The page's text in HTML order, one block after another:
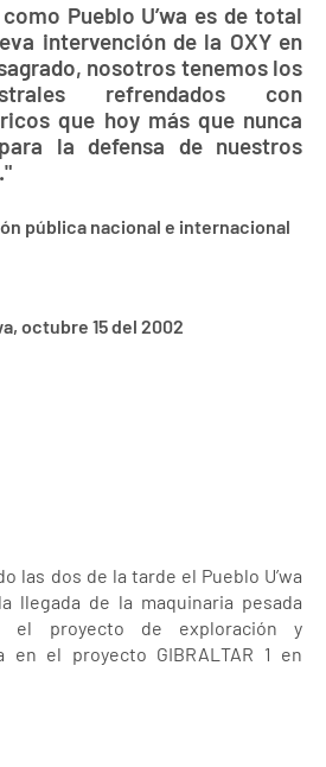
Pueblo U’wa es de total
intervención de la OXY en
nosotros tenemos los
refrendados con
que hoy más que nunca
la defensa de nuestros
pública nacional e internacional
octubre 15 del 2002
las dos de la tarde el Pueblo U’wa
llegada de la maquinaria pesada
el proyecto de exploración y
en el proyecto GIBRALTAR 1 en